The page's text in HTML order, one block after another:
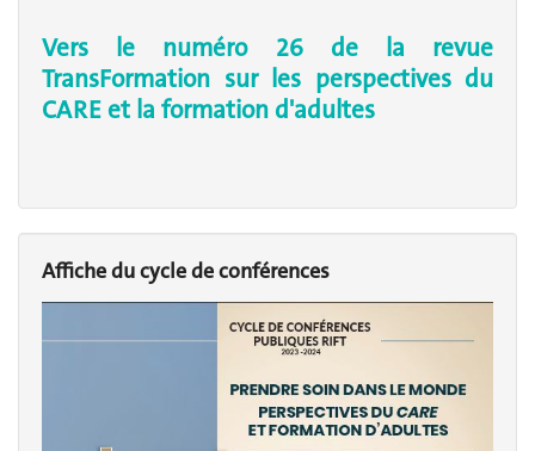
Vers le numéro 26 de la revue
TransFormation sur les perspectives du
CARE et la formation d'adultes
Affiche du cycle de conférences